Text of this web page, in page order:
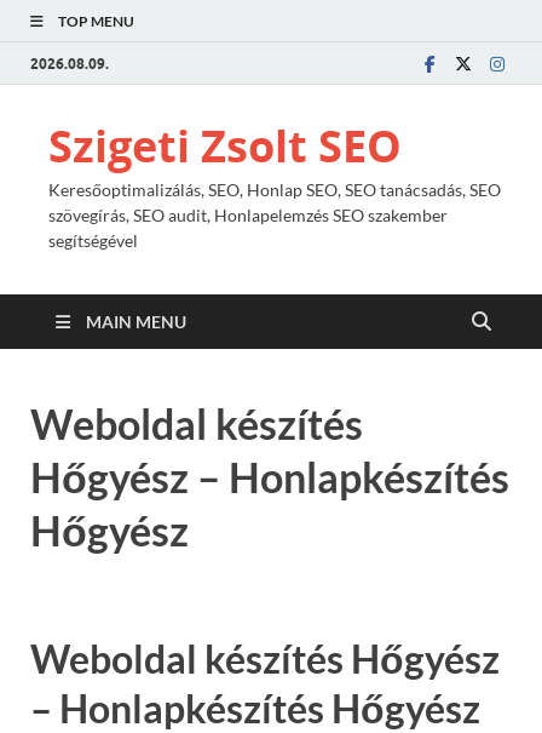
TOP MENU
2026.08.09.
Szigeti Zsolt SEO
Keresőoptimalizálás, SEO, Honlap SEO, SEO tanácsadás, SEO
szövegírás, SEO audit, Honlapelemzés SEO szakember
segítségével
MAIN MENU
Weboldal készítés
Hőgyész – Honlapkészítés
Hőgyész
Weboldal készítés Hőgyész
– Honlapkészítés Hőgyész